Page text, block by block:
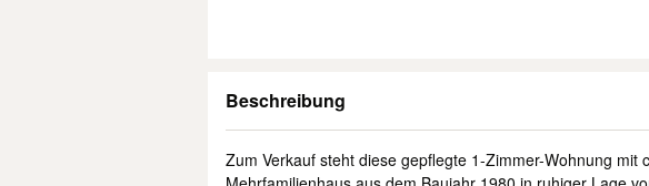
Beschreibung
Zum Verkauf steht diese gepflegte 1-Zimmer-Wohnung mit